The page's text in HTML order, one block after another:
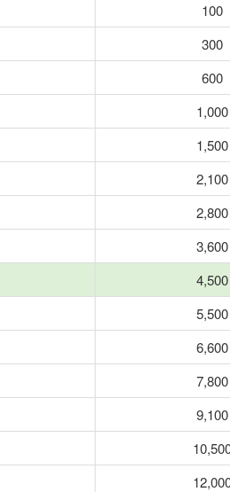
100
300
600
1,000
1,500
2,100
2,800
3,600
4,500
5,500
6,600
7,800
9,100